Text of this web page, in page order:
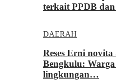
terkait PPDB
DAERAH
Reses Erni
Bengkulu:
lingkungan…